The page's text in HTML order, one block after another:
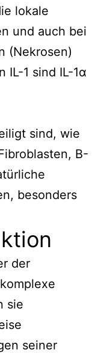
lokale
und auch bei
(Nekrosen)
IL-1 sind IL-1α
sind, wie
B-
besonders
der
sie
seiner